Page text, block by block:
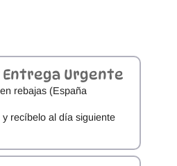
Urgente
rebajas (España
recíbelo al día siguiente